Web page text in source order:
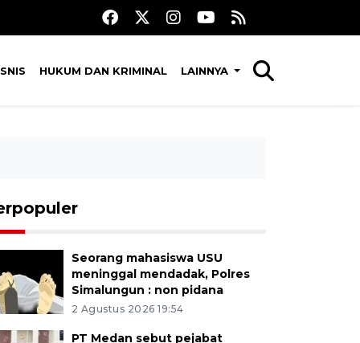
HUKUM DAN KRIMINAL LAINNYA
Seorang mahasiswa USU
meninggal mendadak, Polres
Simalungun : non pidana
2 Agustus 2026 19:54
PT Medan sebut pejabat